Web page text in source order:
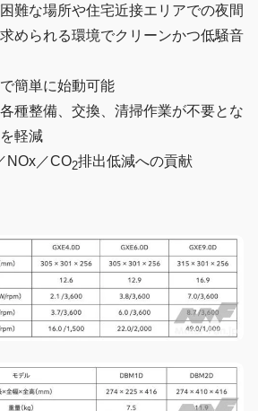
難な場所や住宅近接エリアでの夜間
められる環境でクリーンかつ低騒音
簡単に始動可能
種整備、交換、清掃作業が不要とな
軽減
NOx／CO2排出低減への貢献